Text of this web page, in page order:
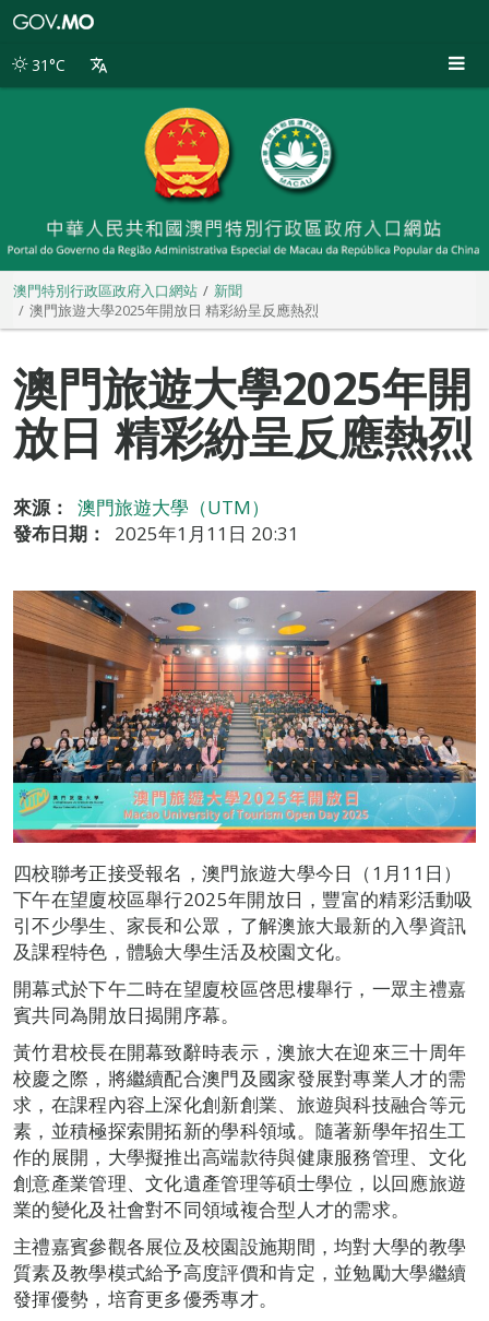
別
31°C
澳門特別行政區政府入口網站
新聞
澳門旅遊大學2025年開放日 精彩紛呈反應熱烈
澳門旅遊大學2025年開
放日 精彩紛呈反應熱烈
來源：
澳門旅遊大學（UTM）
發布日期：
2025年1月11日 20:31
四校聯考正接受報名，澳門旅遊大學今日（1月11日）
下午在望廈校區舉行2025年開放日，豐富的精彩活動吸
引不少學生、家長和公眾，了解澳旅大最新的入學資訊
及課程特色，體驗大學生活及校園文化。
開幕式於下午二時在望廈校區啓思樓舉行，一眾主禮嘉
賓共同為開放日揭開序幕。
黃竹君校長在開幕致辭時表示，澳旅大在迎來三十周年
校慶之際，將繼續配合澳門及國家發展對專業人才的需
求，在課程內容上深化創新創業、旅遊與科技融合等元
素，並積極探索開拓新的學科領域。隨著新學年招生工
作的展開，大學擬推出高端款待與健康服務管理、文化
創意產業管理、文化遺產管理等碩士學位，以回應旅遊
業的變化及社會對不同領域複合型人才的需求。
主禮嘉賓參觀各展位及校園設施期間，均對大學的教學
質素及教學模式給予高度評價和肯定，並勉勵大學繼續
發揮優勢，培育更多優秀專才。